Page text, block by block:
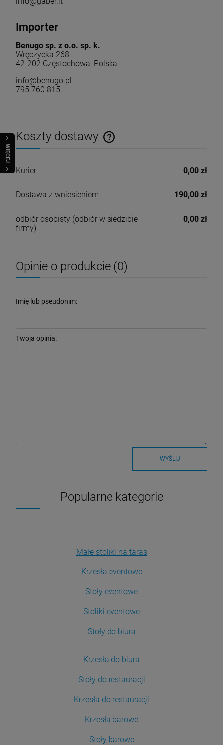
WIĘCEJ
Importer
Benugo sp. z o.o. sp. k.
Wręczycka 268
42-202 Częstochowa, Polska
info@benugo.pl
795 760 815
Koszty dostawy
Cena nie zawiera ewentualnych kosztów płatności
Kurier 0,00 zł
Dostawa z wniesieniem 190,00 zł
odbiór osobisty (odbiór w siedzibie
firmy)
0,00 zł
Opinie o produkcie (0)
Imię lub pseudonim:
Twoja opinia:
WYŚLIJ
Popularne kategorie
Małe stoliki na taras
Krzesła eventowe
Stoły eventowe
Stoliki eventowe
Stoły do biura
Krzesła do biura
Stoły do restauracji
Krzesła do restauracji
Krzesła barowe
Stoły barowe